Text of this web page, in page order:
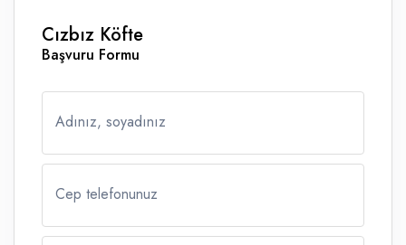
Cızbız Köfte
Başvuru Formu
Adınız, soyadınız
Cep telefonunuz